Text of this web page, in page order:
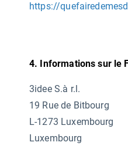
https://
4. Informations sur le
3idee S.à r.l.
19 Rue de Bitbourg
L-1273 Luxembourg
Luxembourg